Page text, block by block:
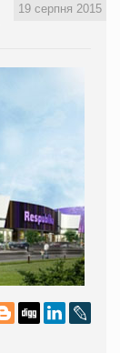
19 серпня 2015